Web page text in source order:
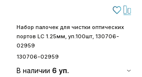
Набор палочек для чистки оптических
портов LC 1.25мм, уп.100шт, 130706-
02959
130706-02959
В наличии 6 уп.